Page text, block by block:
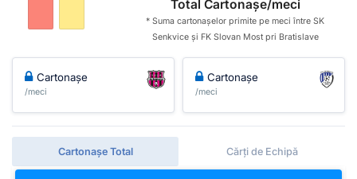
Total Cartonașe/meci
* Suma cartonașelor primite pe meci între SK
Senkvice și FK Slovan Most pri Bratislave
Cartonașe
/meci
Cartonașe
/meci
Cartonașe Total Cărți de Echipă